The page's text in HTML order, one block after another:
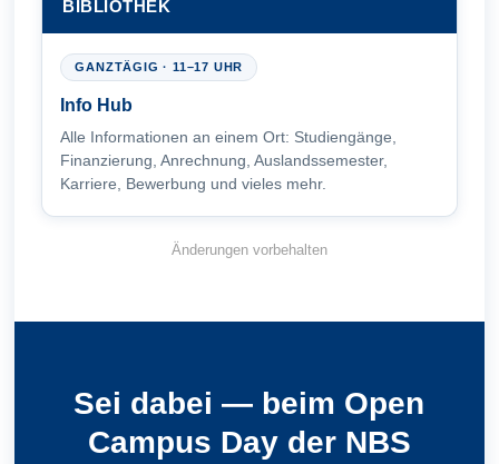
BIBLIOTHEK
GANZTÄGIG · 11–17 UHR
Info Hub
Alle Informationen an einem Ort: Studiengänge,
Finanzierung, Anrechnung, Auslandssemester,
Karriere, Bewerbung und vieles mehr.
Änderungen vorbehalten
Sei dabei — beim Open
Campus Day der NBS